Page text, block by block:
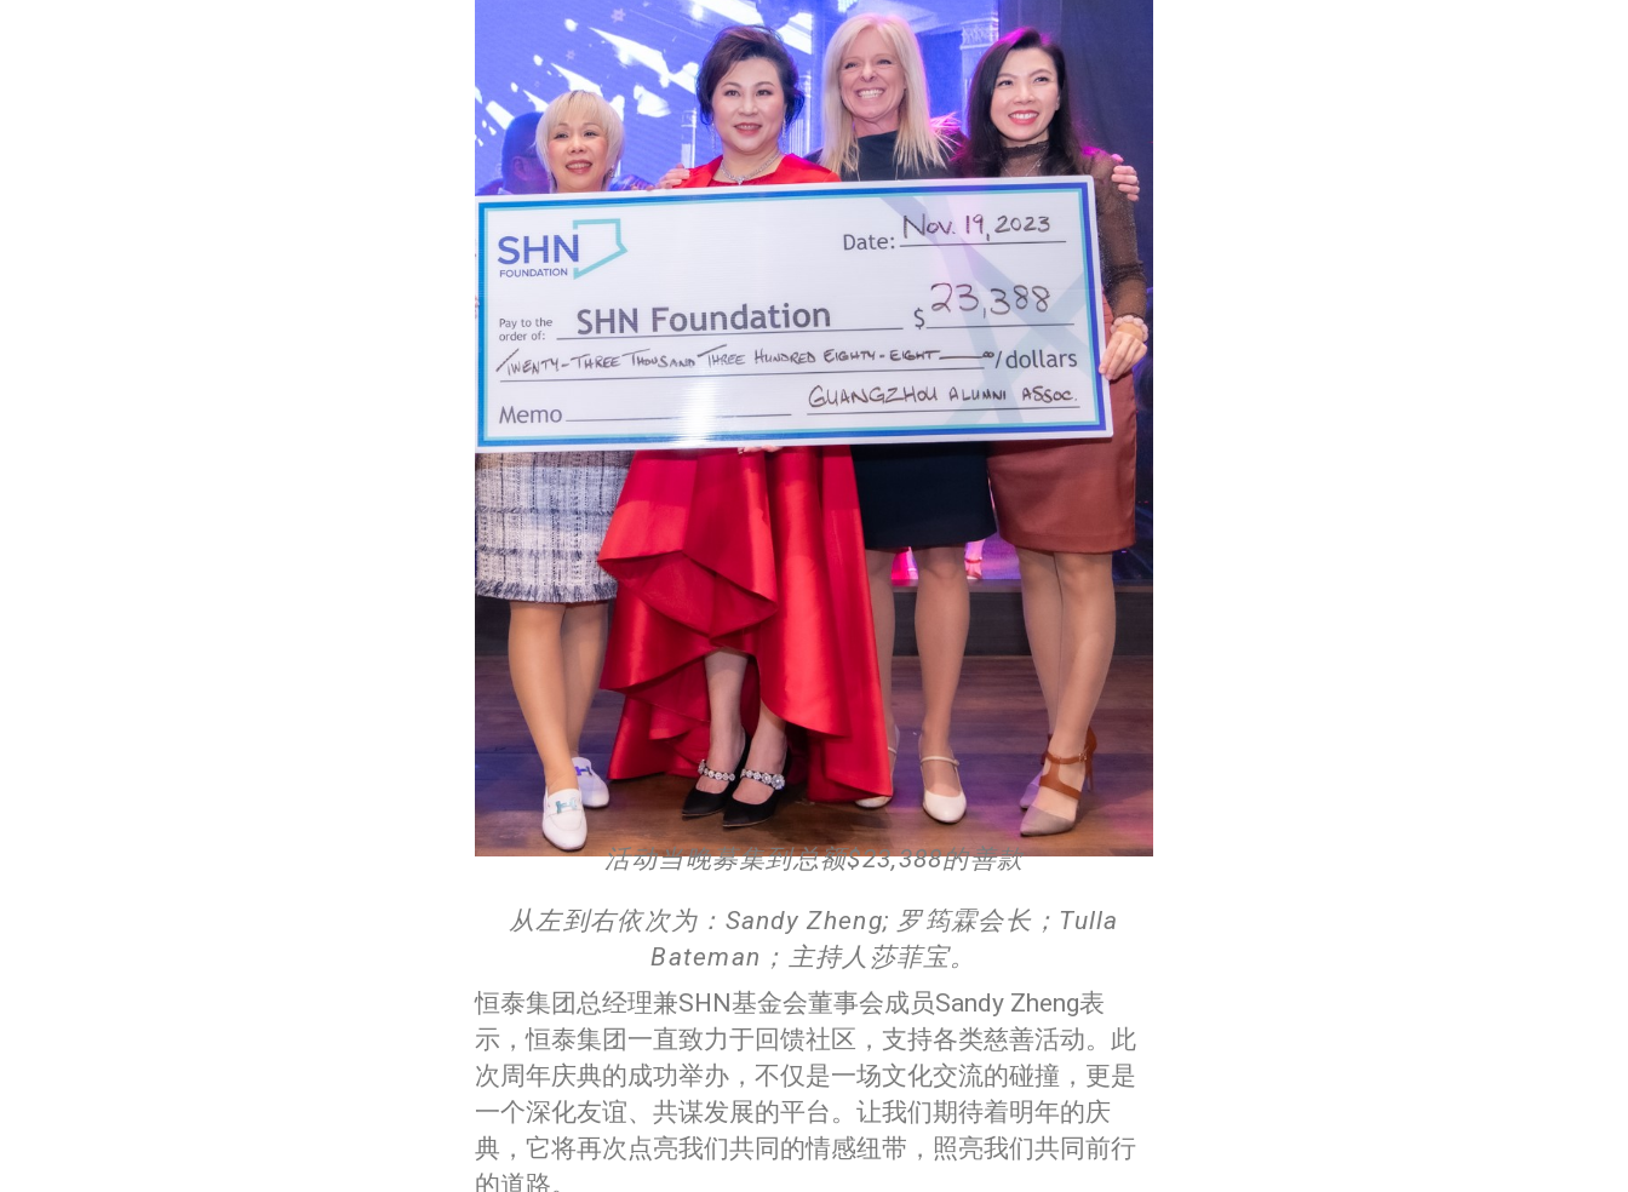
活动当晚募集到总额$23,388的善款
从左到右依次为： Sandy Zheng; 罗筠霖会长；Tulla
Bateman；主持人莎菲宝。
恒泰集团总经理兼SHN基金会董事会成员Sandy Zheng表
示，恒泰集团一直致力于回馈社区，支持各类慈善活动。此
次周年庆典的成功举办，不仅是一场文化交流的碰撞，更是
一个深化友谊、共谋发展的平台。让我们期待着明年的庆
典，它将再次点亮我们共同的情感纽带，照亮我们共同前行
的道路。